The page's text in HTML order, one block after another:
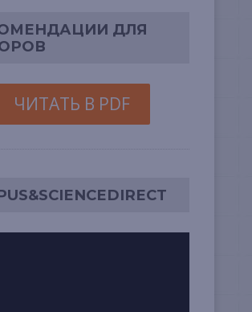
ДЛЯ
ЧИТАТЬ В PDF